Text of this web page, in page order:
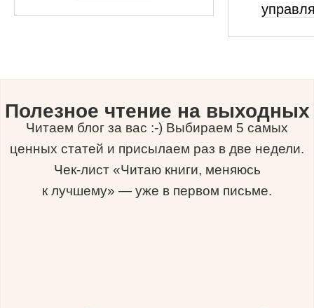
Полезное чтение на выходных
Читаем блог за вас :-) Выбираем 5 самых
ценных статей и присылаем раз в две недели.
Чек-лист «Читаю книги, меняюсь
к лучшему» — уже в первом письме.